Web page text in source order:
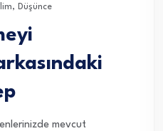
, Düşünce
mevcut